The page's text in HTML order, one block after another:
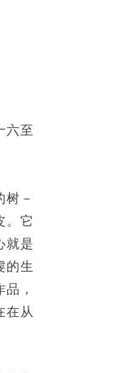
六至
树－
。它
就是
的生
，
在从